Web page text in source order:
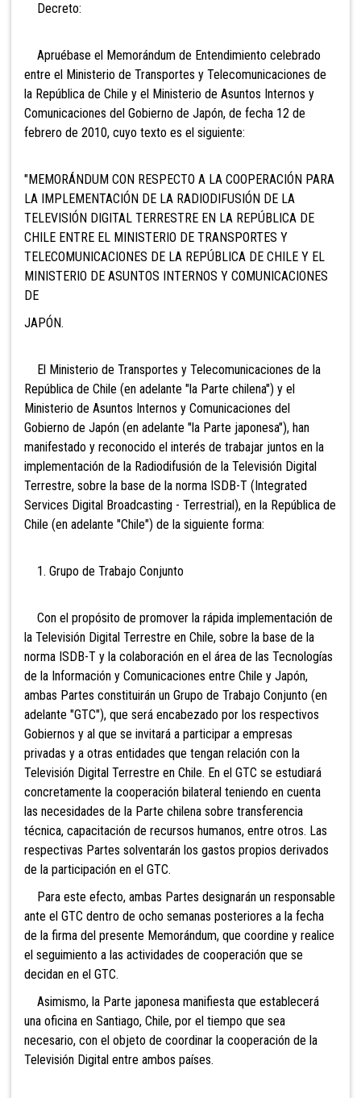
Decreto:
Apruébase el Memorándum de Entendimiento celebrado
entre el Ministerio de Transportes y Telecomunicaciones de
la República de Chile y el Ministerio de Asuntos Internos y
Comunicaciones del Gobierno de Japón, de fecha 12 de
febrero de 2010, cuyo texto es el siguiente:
"MEMORÁNDUM CON RESPECTO A LA COOPERACIÓN PARA
LA IMPLEMENTACIÓN DE LA RADIODIFUSIÓN DE LA
TELEVISIÓN DIGITAL TERRESTRE EN LA REPÚBLICA DE
CHILE ENTRE EL MINISTERIO DE TRANSPORTES Y
TELECOMUNICACIONES DE LA REPÚBLICA DE CHILE Y EL
MINISTERIO DE ASUNTOS INTERNOS Y COMUNICACIONES
DE
JAPÓN.
El Ministerio de Transportes y Telecomunicaciones de la
República de Chile (en adelante "la Parte chilena") y el
Ministerio de Asuntos Internos y Comunicaciones del
Gobierno de Japón (en adelante "la Parte japonesa"), han
manifestado y reconocido el interés de trabajar juntos en la
implementación de la Radiodifusión de la Televisión Digital
Terrestre, sobre la base de la norma ISDB-T (Integrated
Services Digital Broadcasting - Terrestrial), en la República de
Chile (en adelante "Chile") de la siguiente forma:
1. Grupo de Trabajo Conjunto
Con el propósito de promover la rápida implementación de
la Televisión Digital Terrestre en Chile, sobre la base de la
norma ISDB-T y la colaboración en el área de las Tecnologías
de la Información y Comunicaciones entre Chile y Japón,
ambas Partes constituirán un Grupo de Trabajo Conjunto (en
adelante "GTC"), que será encabezado por los respectivos
Gobiernos y al que se invitará a participar a empresas
privadas y a otras entidades que tengan relación con la
Televisión Digital Terrestre en Chile. En el GTC se estudiará
concretamente la cooperación bilateral teniendo en cuenta
las necesidades de la Parte chilena sobre transferencia
técnica, capacitación de recursos humanos, entre otros. Las
respectivas Partes solventarán los gastos propios derivados
de la participación en el GTC.
Para este efecto, ambas Partes designarán un responsable
ante el GTC dentro de ocho semanas posteriores a la fecha
de la firma del presente Memorándum, que coordine y realice
el seguimiento a las actividades de cooperación que se
decidan en el GTC.
Asimismo, la Parte japonesa manifiesta que establecerá
una oficina en Santiago, Chile, por el tiempo que sea
necesario, con el objeto de coordinar la cooperación de la
Televisión Digital entre ambos países.